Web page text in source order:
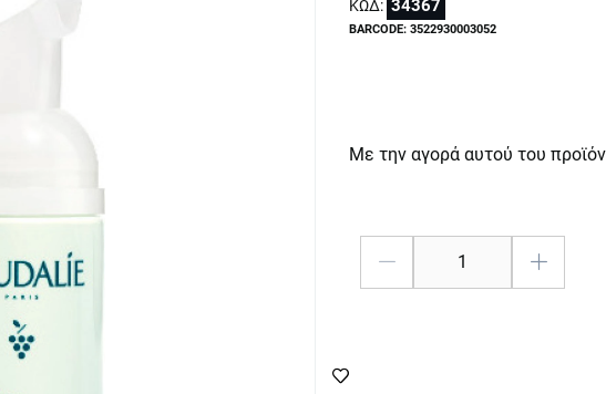
ΚΩΔ: 34367
BARCODE: 3522930003052
Με την αγορά αυτού του